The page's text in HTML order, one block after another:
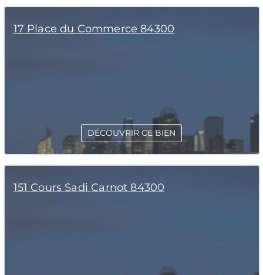
17 Place du Commerce 84300
DÉCOUVRIR CE BIEN
151 Cours Sadi Carnot 84300